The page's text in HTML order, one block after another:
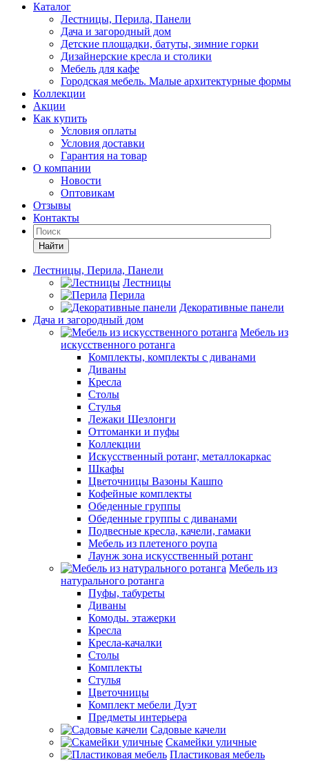
Каталог
Лестницы, Перила, Панели
Дача и загородный дом
Детские площадки, батуты, зимние горки
Дизайнерские кресла и столики
Мебель для кафе
Городская мебель. Малые архитектурные формы
Коллекции
Акции
Как купить
Условия оплаты
Условия доставки
Гарантия на товар
О компании
Новости
Оптовикам
Отзывы
Контакты
Найти
Лестницы, Перила, Панели
Лестницы
Перила
Декоративные панели
Дача и загородный дом
Мебель из
искусственного ротанга
Комплекты, комплекты с диванами
Диваны
Кресла
Столы
Стулья
Лежаки Шезлонги
Оттоманки и пуфы
Коллекции
Искусственный ротанг, металлокаркас
Шкафы
Цветочницы Вазоны Кашпо
Кофейные комплекты
Обеденные группы
Обеденные группы с диванами
Подвесные кресла, качели, гамаки
Мебель из плетеного роупа
Лаунж зона искусственный ротанг
Мебель из
натурального ротанга
Пуфы, табуреты
Диваны
Комоды. этажерки
Кресла
Кресла-качалки
Столы
Комплекты
Стулья
Цветочницы
Комплект мебели Дуэт
Предметы интерьера
Садовые качели
Скамейки уличные
Пластиковая мебель